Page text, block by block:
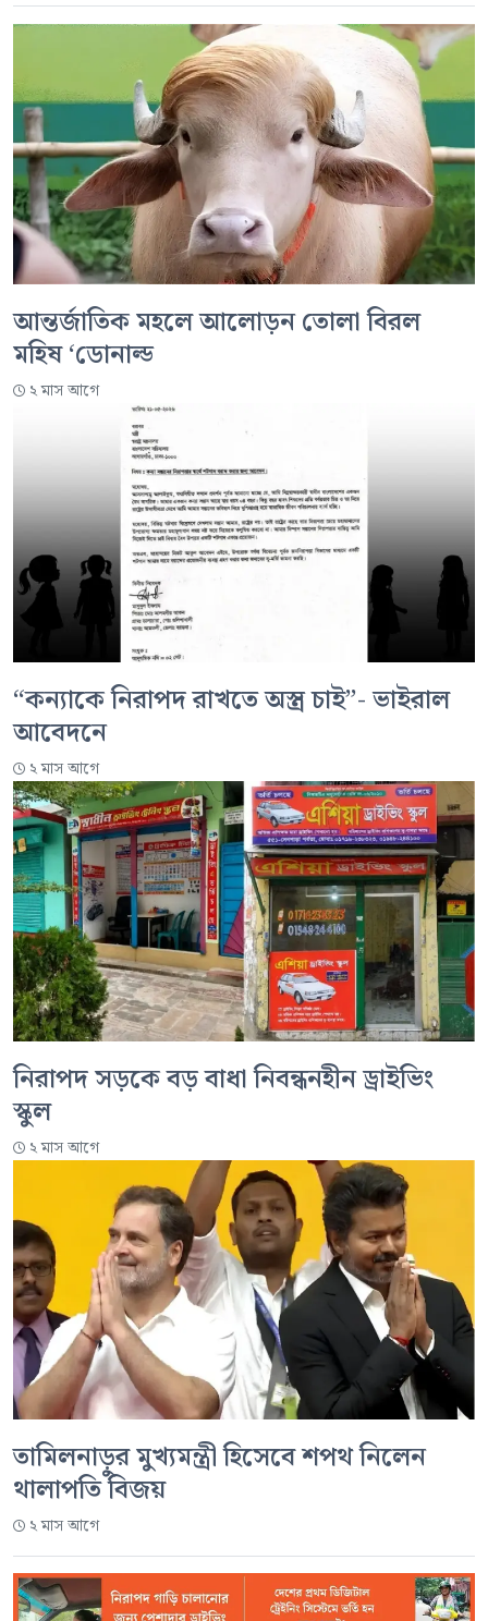
আন্তর্জাতিক মহলে আলোড়ন তোলা বিরল
মহিষ ‘ডোনাল্ড
২ মাস আগে
“কন্যাকে নিরাপদ রাখতে অস্ত্র চাই”- ভাইরাল
আবেদনে
২ মাস আগে
নিরাপদ সড়কে বড় বাধা নিবন্ধনহীন ড্রাইভিং
স্কুল
২ মাস আগে
তামিলনাড়ুর মুখ্যমন্ত্রী হিসেবে শপথ নিলেন
থালাপতি বিজয়
২ মাস আগে